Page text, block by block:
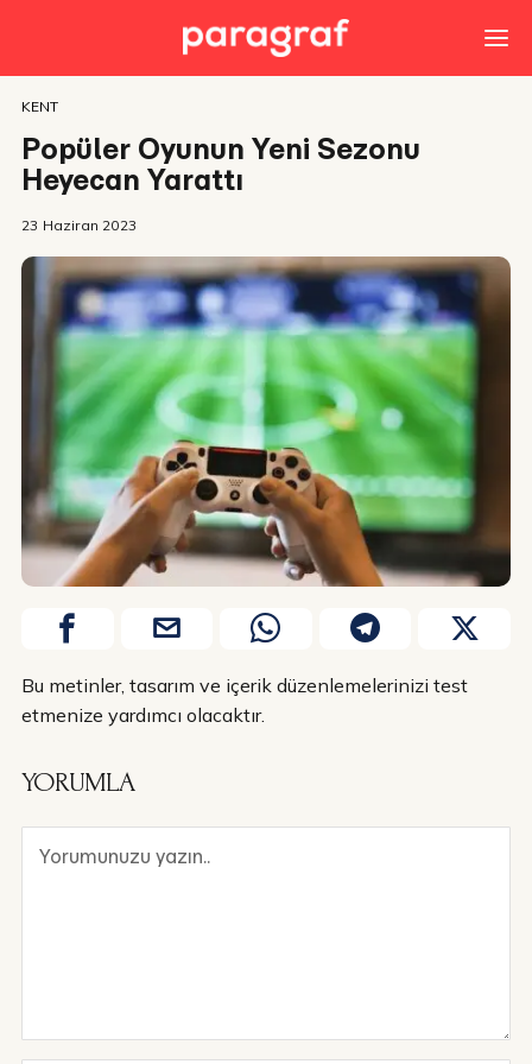
KENT
Popüler Oyunun Yeni Sezonu
Heyecan Yarattı
23 Haziran 2023
Bu metinler, tasarım ve içerik düzenlemelerinizi test
etmenize yardımcı olacaktır.
YORUMLA